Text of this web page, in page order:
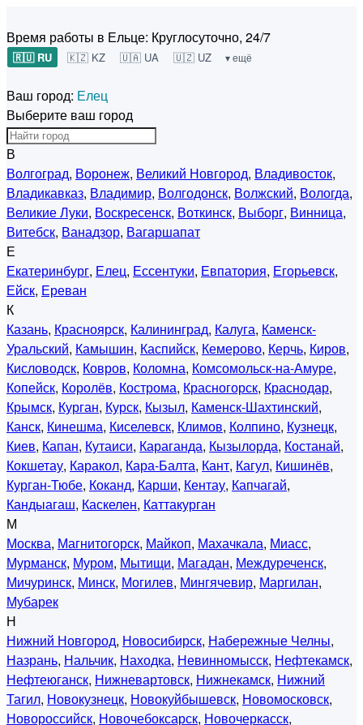
Время работы в Ельце: Круглосуточно, 24/7
🇷🇺 RU 🇰🇿 KZ 🇺🇦 UA 🇺🇿 UZ ▾ ещё
Ваш город: Елец
Выберите ваш город
В
Волгоград, Воронеж, Великий Новгород, Владивосток,
Владикавказ, Владимир, Волгодонск, Волжский, Вологда,
Великие Луки, Воскресенск, Воткинск, Выборг, Винница,
Витебск, Ванадзор, Вагаршапат
Е
Екатеринбург, Елец, Ессентуки, Евпатория, Егорьевск,
Ейск, Ереван
К
Казань, Красноярск, Калининград, Калуга, Каменск-
Уральский, Камышин, Каспийск, Кемерово, Керчь, Киров,
Кисловодск, Ковров, Коломна, Комсомольск-на-Амуре,
Копейск, Королёв, Кострома, Красногорск, Краснодар,
Крымск, Курган, Курск, Кызыл, Каменск-Шахтинский,
Канск, Кинешма, Киселевск, Климов, Колпино, Кузнецк,
Киев, Капан, Кутаиси, Караганда, Кызылорда, Костанай,
Кокшетау, Каракол, Кара-Балта, Кант, Кагул, Кишинёв,
Курган-Тюбе, Коканд, Карши, Кентау, Капчагай,
Кандыагаш, Каскелен, Каттакурган
М
Москва, Магнитогорск, Майкоп, Махачкала, Миасс,
Мурманск, Муром, Мытищи, Магадан, Междуреченск,
Мичуринск, Минск, Могилев, Мингячевир, Маргилан,
Мубарек
Н
Нижний Новгород, Новосибирск, Набережные Челны,
Назрань, Нальчик, Находка, Невинномысск, Нефтекамск,
Нефтеюганск, Нижневартовск, Нижнекамск, Нижний
Тагил, Новокузнецк, Новокуйбышевск, Новомосковск,
Новороссийск, Новочебоксарск, Новочеркасск,